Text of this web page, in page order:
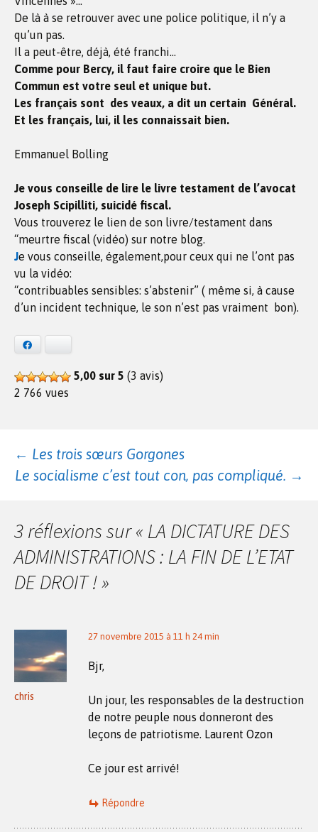
De là à se retrouver avec une police politique, il n’y a
qu’un pas.
Il a peut-être, déjà, été franchi…
Comme pour Bercy, il faut faire croire que le Bien
Commun est votre seul et unique but.
Les français sont des veaux, a dit un certain Général.
Et les français, lui, il les connaissait bien.
Emmanuel Bolling
Je vous conseille de lire le livre testament de l’avocat
Joseph Scipilliti, suicidé fiscal.
Vous trouverez le lien de son livre/testament dans
“meurtre fiscal (vidéo) sur notre blog.
Je vous conseille, également,pour ceux qui ne l’ont pas
vu la vidéo:
“contribuables sensibles: s’abstenir” ( même si, à cause
d’un incident technique, le son n’est pas vraiment bon).
5,00 sur 5 (3 avis)
2 766 vues
Navigation
articles
← Les trois sœurs Gorgones
Le socialisme c’est tout con, pas compliqué. →
3 réflexions sur « LA DICTATURE DES
ADMINISTRATIONS : LA FIN DE L’ETAT
DE DROIT !»
chris
27 novembre 2015 à 11 h 24 min
Bjr,
Un jour, les responsables de la destruction
de notre peuple nous donneront des
leçons de patriotisme. Laurent Ozon
Ce jour est arrivé!
Répondre